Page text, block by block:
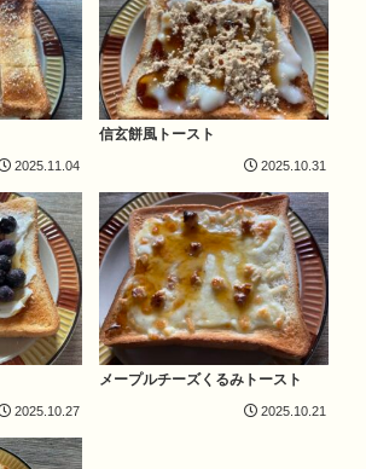
2025.11.04
信玄餅風トースト
2025.10.31
2025.10.27
メープルチーズくるみトースト
2025.10.21